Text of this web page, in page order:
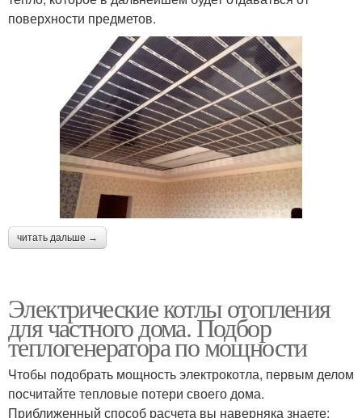
поверхности предметов.
читать дальше →
Электрические котлы отопления
для частного дома. Подбор
теплогенератора по мощности
Чтобы подобрать мощность электрокотла, первым делом
посчитайте тепловые потери своего дома.
Приближенный способ расчета вы наверняка знаете: